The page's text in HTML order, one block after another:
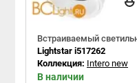
Встраиваемый
Lightstar i517262
Коллекция: Intero new
В наличии